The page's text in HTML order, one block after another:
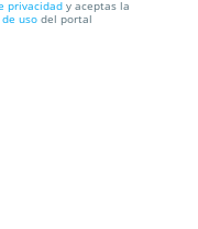
y exterior
privacidad y aceptas la
uso del portal